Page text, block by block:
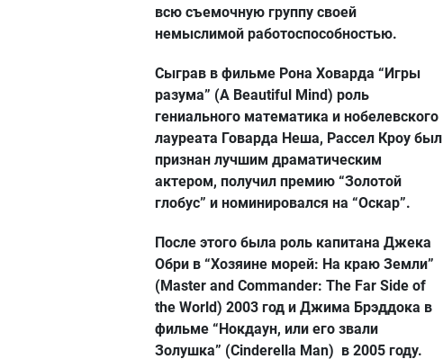
всю съемочную группу своей
немыслимой работоспособностью.
Сыграв в фильме Рона Ховарда “Игры
разума” (A Beautiful Mind) роль
гениального математика и нобелевского
лауреата Говарда Неша, Рассел Кроу был
признан лучшим драматическим
актером, получил премию “Золотой
глобус” и номинировался на “Оскар”.
После этого была роль капитана Джека
Обри в “Хозяине морей: На краю Земли”
(Master and Commander: The Far Side of
the World) 2003 год и Джима Брэддока в
фильме “Нокдаун, или его звали
Золушка” (Cinderella Man) в 2005 году.